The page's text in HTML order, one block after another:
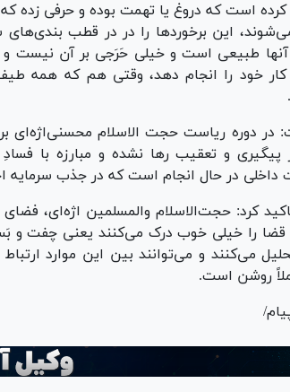
است که دروغ یا تهمت بوده و حرفی زده
این برخورد‌ها را در در قطب
طبیعی است و خیلی حَرَجی بر آن نیست
خود را انجام دهد، وقتی هم که همه
در دوره ریاست حجت الاسلام
پیگیری و تعقیب رها نشده و مبارزه با
داخلی در حال انجام است که در جذب سرمایه
کرد: حجت‌الاسلام والمسلمین اژه‌ای،
قضا را خیلی خوب درک می‌کنند یعنی چفت و
می‌کنند و می‌توانند بین این موارد
روشن است.